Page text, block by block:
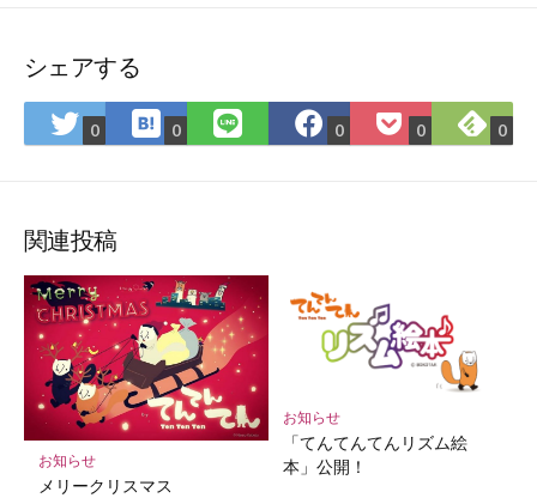
シェアする
Twitter
で
ア
0 は
て
マ
ー
ク
に
保
存
0
LINE
で
Facebook
で
0
Pocket
に
0
で
0
関連投稿
お知らせ
メリークリスマス
お知らせ
「てんてんてんリズム絵
本」公開！